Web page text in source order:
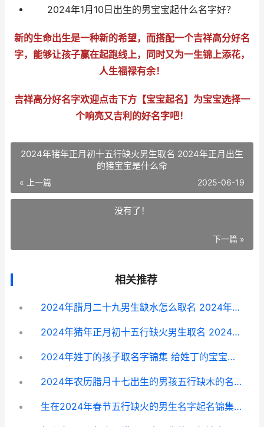
2024年1月10日出生的男宝宝起什么名字好？
新的生命出生是一种新的希望，而搭配一个吉祥高分好名
字，能够让孩子赢在起跑线上，同时又为一生锦上添花，
人生福禄有余！
吉祥高分好名字欢迎点击下方【宝宝起名】为宝宝选择一
个响亮又吉利的好名字吧！
2024年猪年正月初十五行缺火男生取名 2024年正月出生
的猪宝宝是什么命
« 上一篇 2025-06-19
没有了！
下一篇 »
相关推荐
2024年腊月二十九男生缺水怎么取名 2024年腊月二十三属什么生肖
2024年猪年正月初十五行缺火男生取名 2024年正月出生的猪宝宝是什么命
2024年姓丁的孩子取名字锦集 给姓丁的宝宝起名
2024年农历腊月十七出生的男孩五行缺木的名字主推 2024年农历腊月初二日子好吗
生在2024年春节五行缺火的男生名字起名锦集 2024年的春节是哪天哪日